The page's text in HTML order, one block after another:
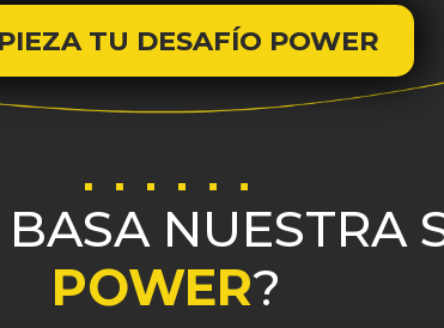
TU DESAFÍO POWER
NUESTRA
POWER?